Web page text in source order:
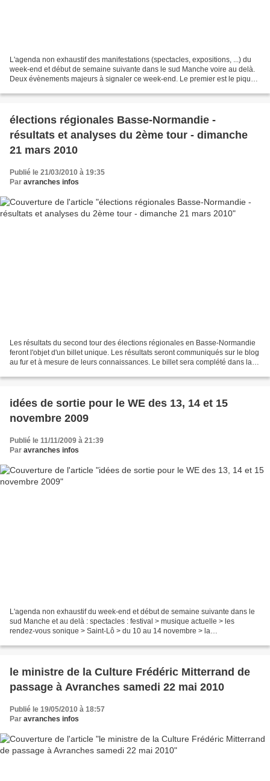
L'agenda non exhaustif des manifestations (spectacles, expositions, ...) du
week-end et début de semaine suivante dans le sud Manche voire au delà.
Deux évènements majeurs à signaler ce week-end. Le premier est le pique-
élections régionales Basse-Normandie -
résultats et analyses du 2ème tour - dimanche
21 mars 2010
Publié le 21/03/2010 à 19:35
Par avranches infos
Les résultats du second tour des élections régionales en Basse-Normandie
feront l'objet d'un billet unique. Les résultats seront communiqués sur le blog
au fur et à mesure de leurs connaissances. Le billet sera complété dans la
idées de sortie pour le WE des 13, 14 et 15
novembre 2009
Publié le 11/11/2009 à 21:39
Par avranches infos
L'agenda non exhaustif du week-end et début de semaine suivante dans le
sud Manche et au delà : spectacles : festival > musique actuelle > les
rendez-vous sonique > Saint-Lô > du 10 au 14 novembre > la
le ministre de la Culture Frédéric Mitterrand de
passage à Avranches samedi 22 mai 2010
Publié le 19/05/2010 à 18:57
Par avranches infos